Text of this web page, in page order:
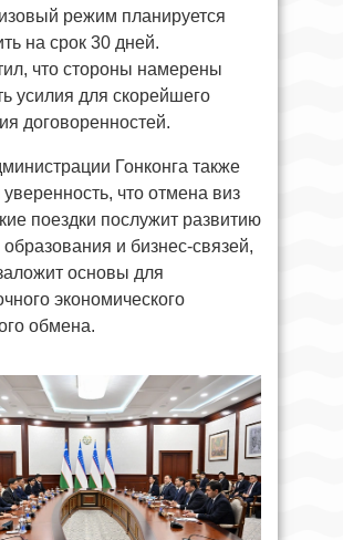
режим планируется
на срок 30 дней.
что стороны намерены
усилия для скорейшего
договоренностей.
Гонконга также
что отмена виз
поездки послужит развитию
образования и бизнес-связей,
основы для
экономического
обмена.